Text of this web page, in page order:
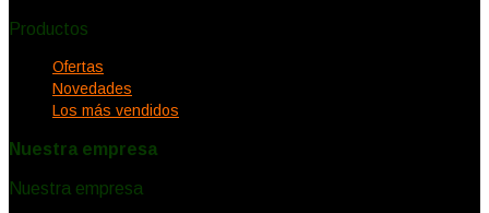
Productos
Ofertas
Novedades
Los más vendidos
Nuestra empresa
Nuestra empresa